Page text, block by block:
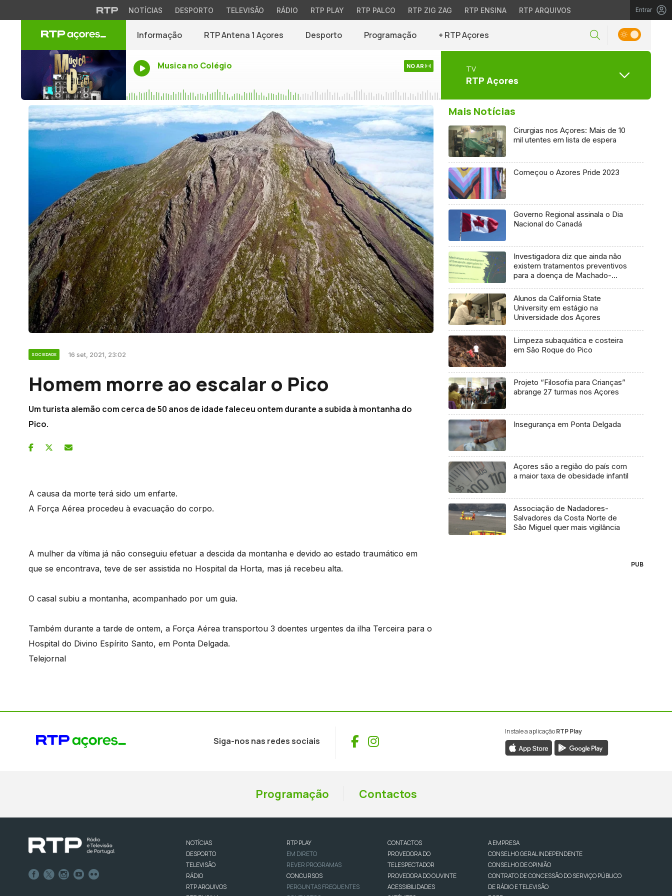
NOTÍCIAS DESPORTO TELEVISÃO RÁDIO RTP PLAY RTP PALCO RTP ZIG ZAG RTP ENSINA RTP ARQUIVOS Entrar
Informação RTP Antena 1 Açores Desporto Programação + RTP Açores
Musica no Colégio NO AR TV
RTP Açores
SOCIEDADE 16 set, 2021, 23:02
Homem morre ao escalar o Pico
Um turista alemão com cerca de 50 anos de idade faleceu ontem durante a subida à montanha do
Pico.
A causa da morte terá sido um enfarte.
A Força Aérea procedeu à evacuação do corpo.
A mulher da vítima já não conseguiu efetuar a descida da montanha e devido ao estado traumático em
que se encontrava, teve de ser assistida no Hospital da Horta, mas já recebeu alta.
O casal subiu a montanha, acompanhado por um guia.
Também durante a tarde de ontem, a Força Aérea transportou 3 doentes urgentes da ilha Terceira para o
Hospital do Divino Espírito Santo, em Ponta Delgada.
Telejornal
Mais Notícias
Cirurgias nos Açores: Mais de 10
mil utentes em lista de espera
Começou o Azores Pride 2023
Governo Regional assinala o Dia
Nacional do Canadá
Investigadora diz que ainda não
existem tratamentos preventivos
para a doença de Machado-
Alunos da California State
University em estágio na
Universidade dos Açores
Limpeza subaquática e costeira
em São Roque do Pico
Projeto “Filosofia para Crianças”
abrange 27 turmas nos Açores
Insegurança em Ponta Delgada
Açores são a região do país com
a maior taxa de obesidade infantil
Associação de Nadadores-
Salvadores da Costa Norte de
São Miguel quer mais vigilância
PUB
Siga-nos nas redes sociais Facebook
Instagram
Instale a aplicaçãoRTP Play
Programação Contactos
NOTÍCIAS
DESPORTO
TELEVISÃO
RÁDIO
RTP ARQUIVOS
RTP PLAY
EM DIRETO
REVER PROGRAMAS
CONCURSOS
PERGUNTAS FREQUENTES
CONTACTOS
PROVEDORA DO
TELESPECTADOR
PROVEDORA DO OUVINTE
ACESSIBILIDADES
A EMPRESA
CONSELHO GERAL INDEPENDENTE
CONSELHO DE OPINIÃO
CONTRATO DE CONCESSÃO DO SERVIÇO PÚBLICO
DE RÁDIO E TELEVISÃO